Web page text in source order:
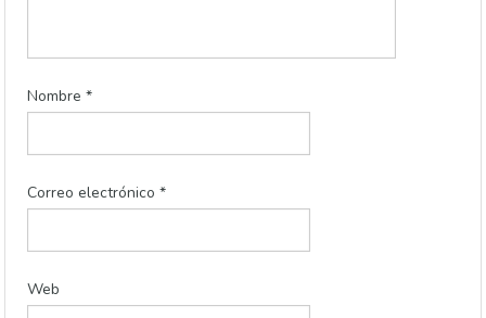
Nombre *
Correo electrónico *
Web